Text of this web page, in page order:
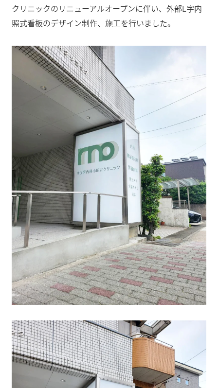
クリニックのリニューアルオープンに伴い、外部L字内
照式看板のデザイン制作、施工を行いました。